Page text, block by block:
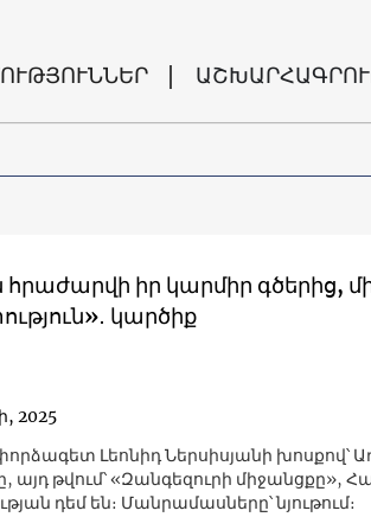
իր կարմիր գծերից,
կարծիք
2025
Լեոնիդ Ներսիսյանի խոսքով՝
այդ թվում՝ «Զանգեզուրի միջանցքը»,
դեմ են։ Մանրամասները՝ նյութում։